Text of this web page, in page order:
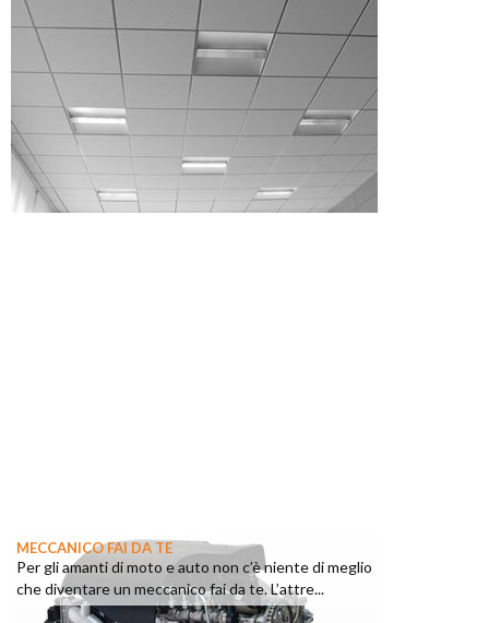
MECCANICO FAI DA TE
Per gli amanti di moto e auto non c’è niente di meglio
che diventare un meccanico fai da te. L’attre...